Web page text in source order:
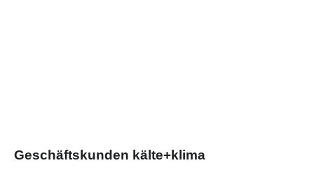
Geschäftskunden kälte+klima